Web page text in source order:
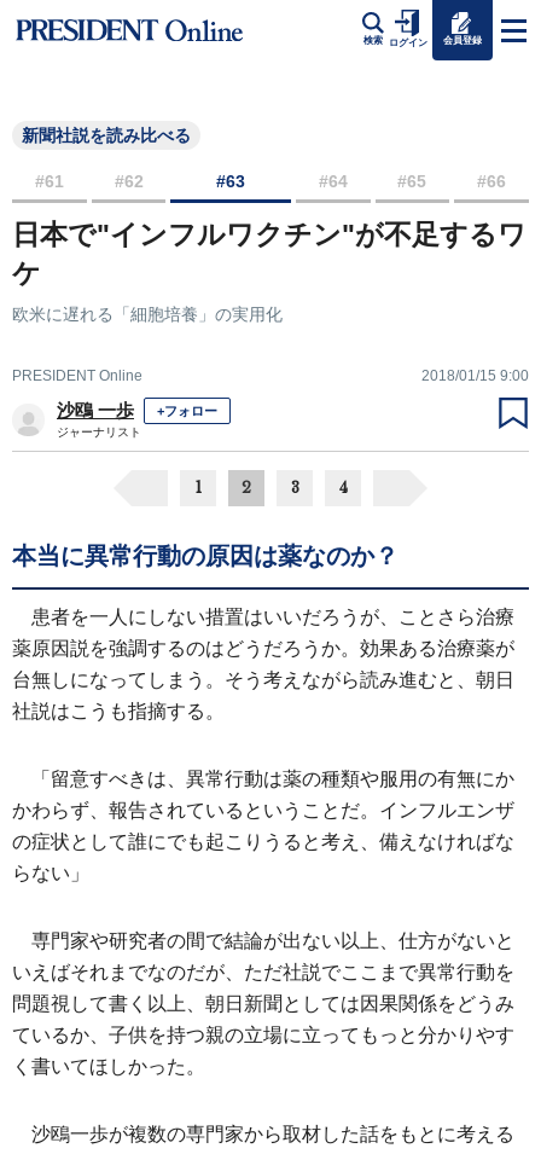
検索 ログイン 会員登録
新聞社説を読み比べる
#61 #62 #63 #64 #65 #66
日本で"インフルワクチン"が不足するワ
ケ
欧米に遅れる「細胞培養」の実用化
PRESIDENT Online 2018/01/15 9:00
沙鴎 一歩 +フォロー
ジャーナリスト
1 2 3 4
本当に異常行動の原因は薬なのか？
患者を一人にしない措置はいいだろうが、ことさら治療
薬原因説を強調するのはどうだろうか。効果ある治療薬が
台無しになってしまう。そう考えながら読み進むと、朝日
社説はこうも指摘する。
「留意すべきは、異常行動は薬の種類や服用の有無にか
かわらず、報告されているということだ。インフルエンザ
の症状として誰にでも起こりうると考え、備えなければな
らない」
専門家や研究者の間で結論が出ない以上、仕方がないと
いえばそれまでなのだが、ただ社説でここまで異常行動を
問題視して書く以上、朝日新聞としては因果関係をどうみ
ているか、子供を持つ親の立場に立ってもっと分かりやす
く書いてほしかった。
沙鴎一歩が複数の専門家から取材した話をもとに考える